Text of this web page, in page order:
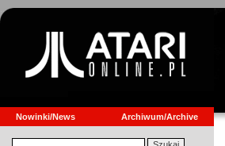
Nowinki/News Archiwum/Archive